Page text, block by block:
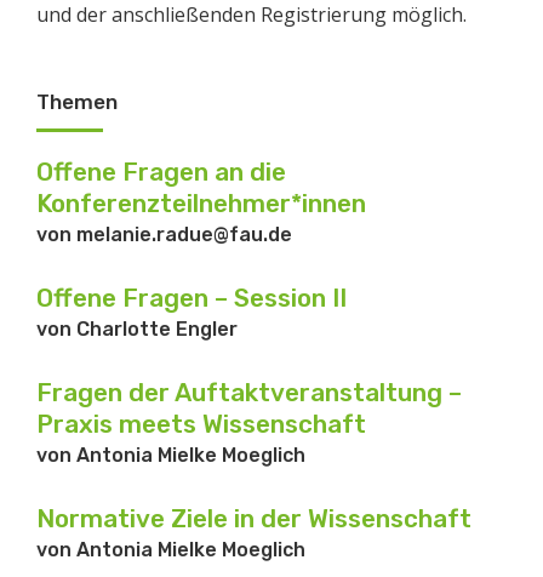
und der anschließenden Registrierung möglich.
Themen
Offene Fragen an die
Konferenzteilnehmer*innen
von melanie.radue@fau.de
Offene Fragen – Session II
von Charlotte Engler
Fragen der Auftaktveranstaltung –
Praxis meets Wissenschaft
von Antonia Mielke Moeglich
Normative Ziele in der Wissenschaft
von Antonia Mielke Moeglich